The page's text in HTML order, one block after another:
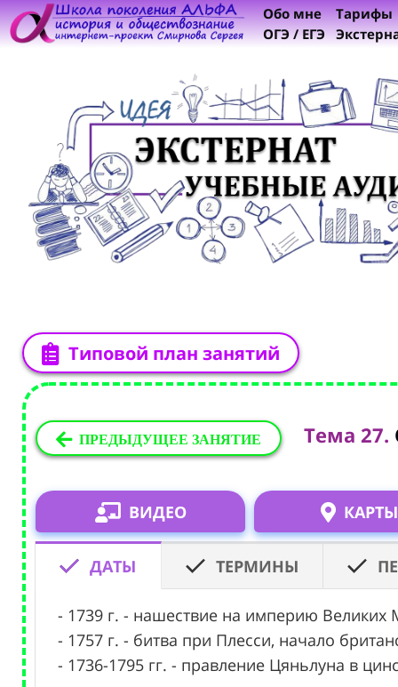
Обо мне
ОГЭ / ЕГЭ
Тарифы
Типовой план занятий
ПРЕДЫДУЩЕЕ ЗАНЯТИЕ Тема 27.
ВИДЕО КАРТЫ
ДАТЫ ТЕРМИНЫ
- 1739 г. - нашествие на империю
- 1757 г. - битва при Плесси, начало
- 1736-1795 гг. - правление Цяньлуна в